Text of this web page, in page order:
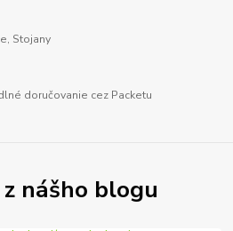
Stojany
doručovanie cez Packetu
nášho blogu